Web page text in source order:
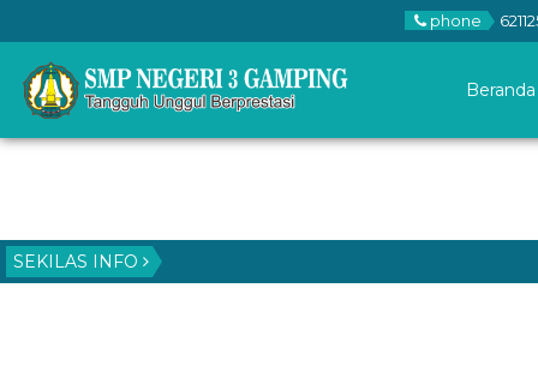
phone
Beranda
SEKILAS INFO